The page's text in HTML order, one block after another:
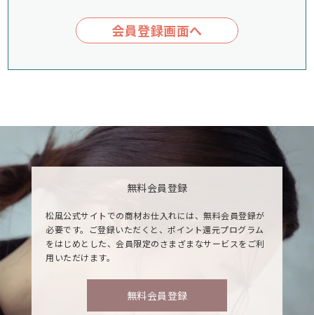
会員登録画面へ
無料会員登録
松風公式サイトでの商材お仕入れには、無料会員登録が
必要です。ご登録いただくと、ポイント還元プログラム
をはじめとした、会員限定のさまざまなサービスをご利
用いただけます。
無料会員登録